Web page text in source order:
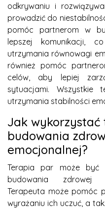
odkrywaniu i
prowadzić do
pomóc partnerom w
lepszej komunikacji,
utrzymania równowagi
również pomóc
celów, aby lepiej
sytuacjami.
utrzymania stabilności
Jak
budowania
emocjonalnej?
Terapia par może być
budowania zdrowej
Terapeuta może pomóc
wyrażaniu ich uczuć, a